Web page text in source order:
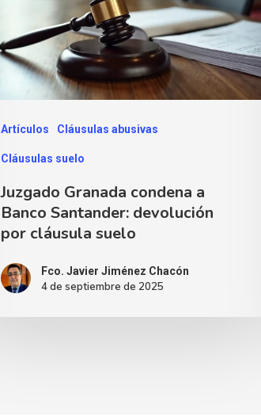
Artículos Cláusulas abusivas
Cláusulas suelo
Juzgado Granada condena a
Banco Santander: devolución
por cláusula suelo
Fco. Javier Jiménez Chacón
4 de septiembre de 2025